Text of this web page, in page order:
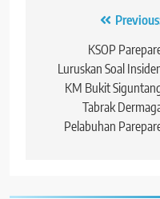
Navigasi
KSOP
Luruskan Soal
KM Bukit
Tabrak
Pelabuhan